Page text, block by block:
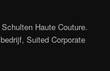
Haute Couture.
Suited Corporate